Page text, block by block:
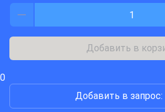
Добавить в
0
Добавить в